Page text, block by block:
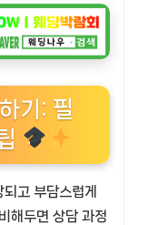
기: 필
고 부담스럽게
해두면 상담 과정